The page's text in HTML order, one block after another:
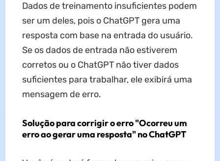
Dados de treinamento insuficientes podem
ser um deles, pois o ChatGPT gera uma
resposta com base na entrada do usuário.
Se os dados de entrada não estiverem
corretos ou o ChatGPT não tiver dados
suficientes para trabalhar, ele exibirá uma
mensagem de erro.
Solução para corrigir o erro "Ocorreu um
erro ao gerar uma resposta" no ChatGPT